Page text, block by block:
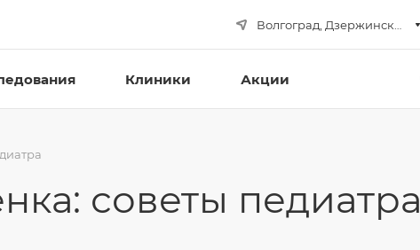
Клиники Акции
советы педиатра